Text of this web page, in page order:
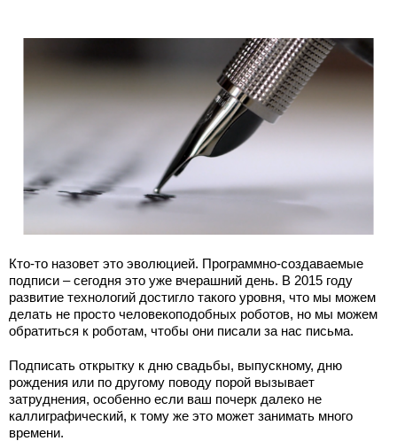
Кто-то назовет это эволюцией. Программно-создаваемые
подписи – сегодня это уже вчерашний день. В 2015 году
развитие технологий достигло такого уровня, что мы можем
делать не просто человекоподобных роботов, но мы можем
обратиться к роботам, чтобы они писали за нас письма.
Подписать открытку к дню свадьбы, выпускному, дню
рождения или по другому поводу порой вызывает
затруднения, особенно если ваш почерк далеко не
каллиграфический, к тому же это может занимать много
времени.